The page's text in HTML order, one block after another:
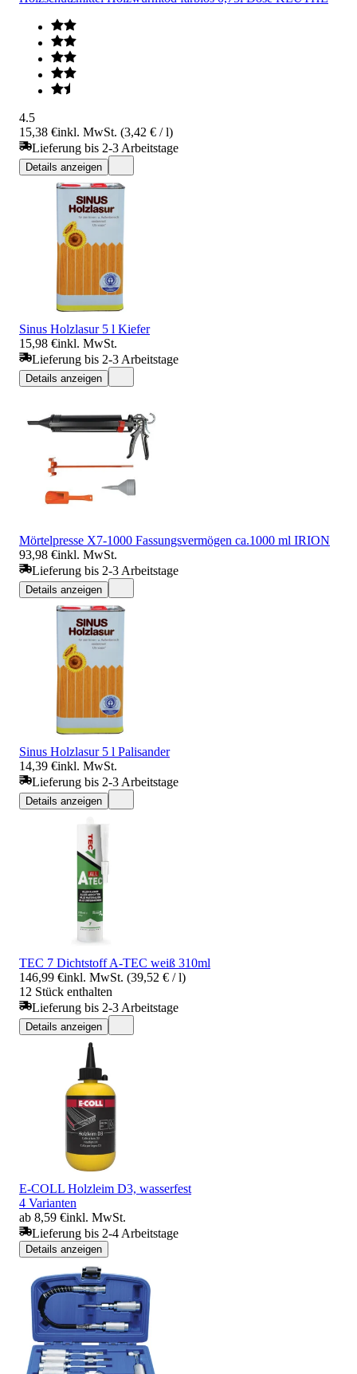
4.5
15,38 €inkl. MwSt. (3,42 € / l)
Lieferung bis 2-3 Arbeitstage
Details anzeigen
Sinus Holzlasur 5 l Kiefer
15,98 €inkl. MwSt.
Lieferung bis 2-3 Arbeitstage
Details anzeigen
Mörtelpresse X7-1000 Fassungsvermögen ca.1000 ml IRION
93,98 €inkl. MwSt.
Lieferung bis 2-3 Arbeitstage
Details anzeigen
Sinus Holzlasur 5 l Palisander
14,39 €inkl. MwSt.
Lieferung bis 2-3 Arbeitstage
Details anzeigen
TEC 7 Dichtstoff A-TEC weiß 310ml
146,99 €inkl. MwSt. (39,52 € / l)
12 Stück enthalten
Lieferung bis 2-3 Arbeitstage
Details anzeigen
E-COLL Holzleim D3, wasserfest
4 Varianten
ab 8,59 €inkl. MwSt.
Lieferung bis 2-4 Arbeitstage
Details anzeigen